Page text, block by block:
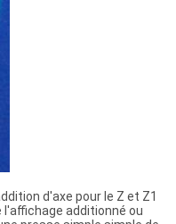
d'axe pour le Z et Z1
additionné ou